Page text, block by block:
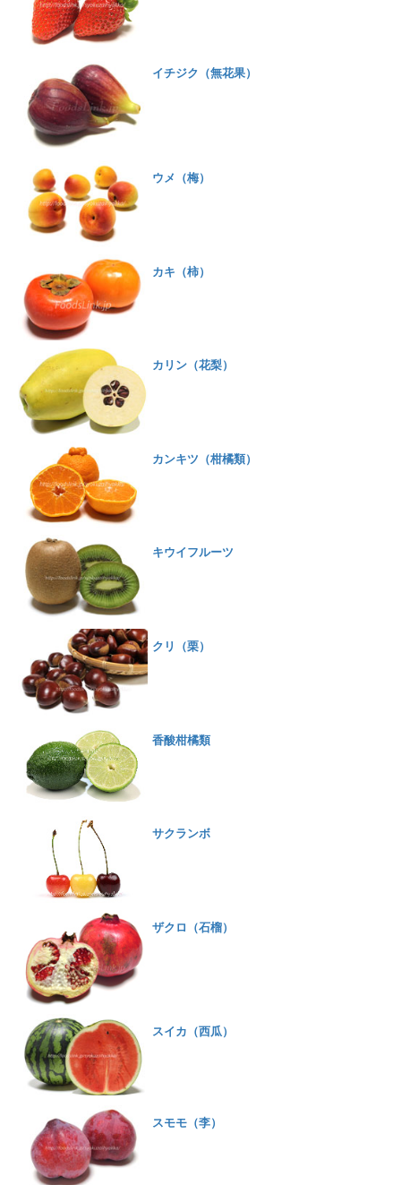
イチジク（無花果）
ウメ（梅）
カキ（柿）
カリン（花梨）
カンキツ（柑橘類）
キウイフルーツ
クリ（栗）
香酸柑橘類
サクランボ
ザクロ（石榴）
スイカ（西瓜）
スモモ（李）